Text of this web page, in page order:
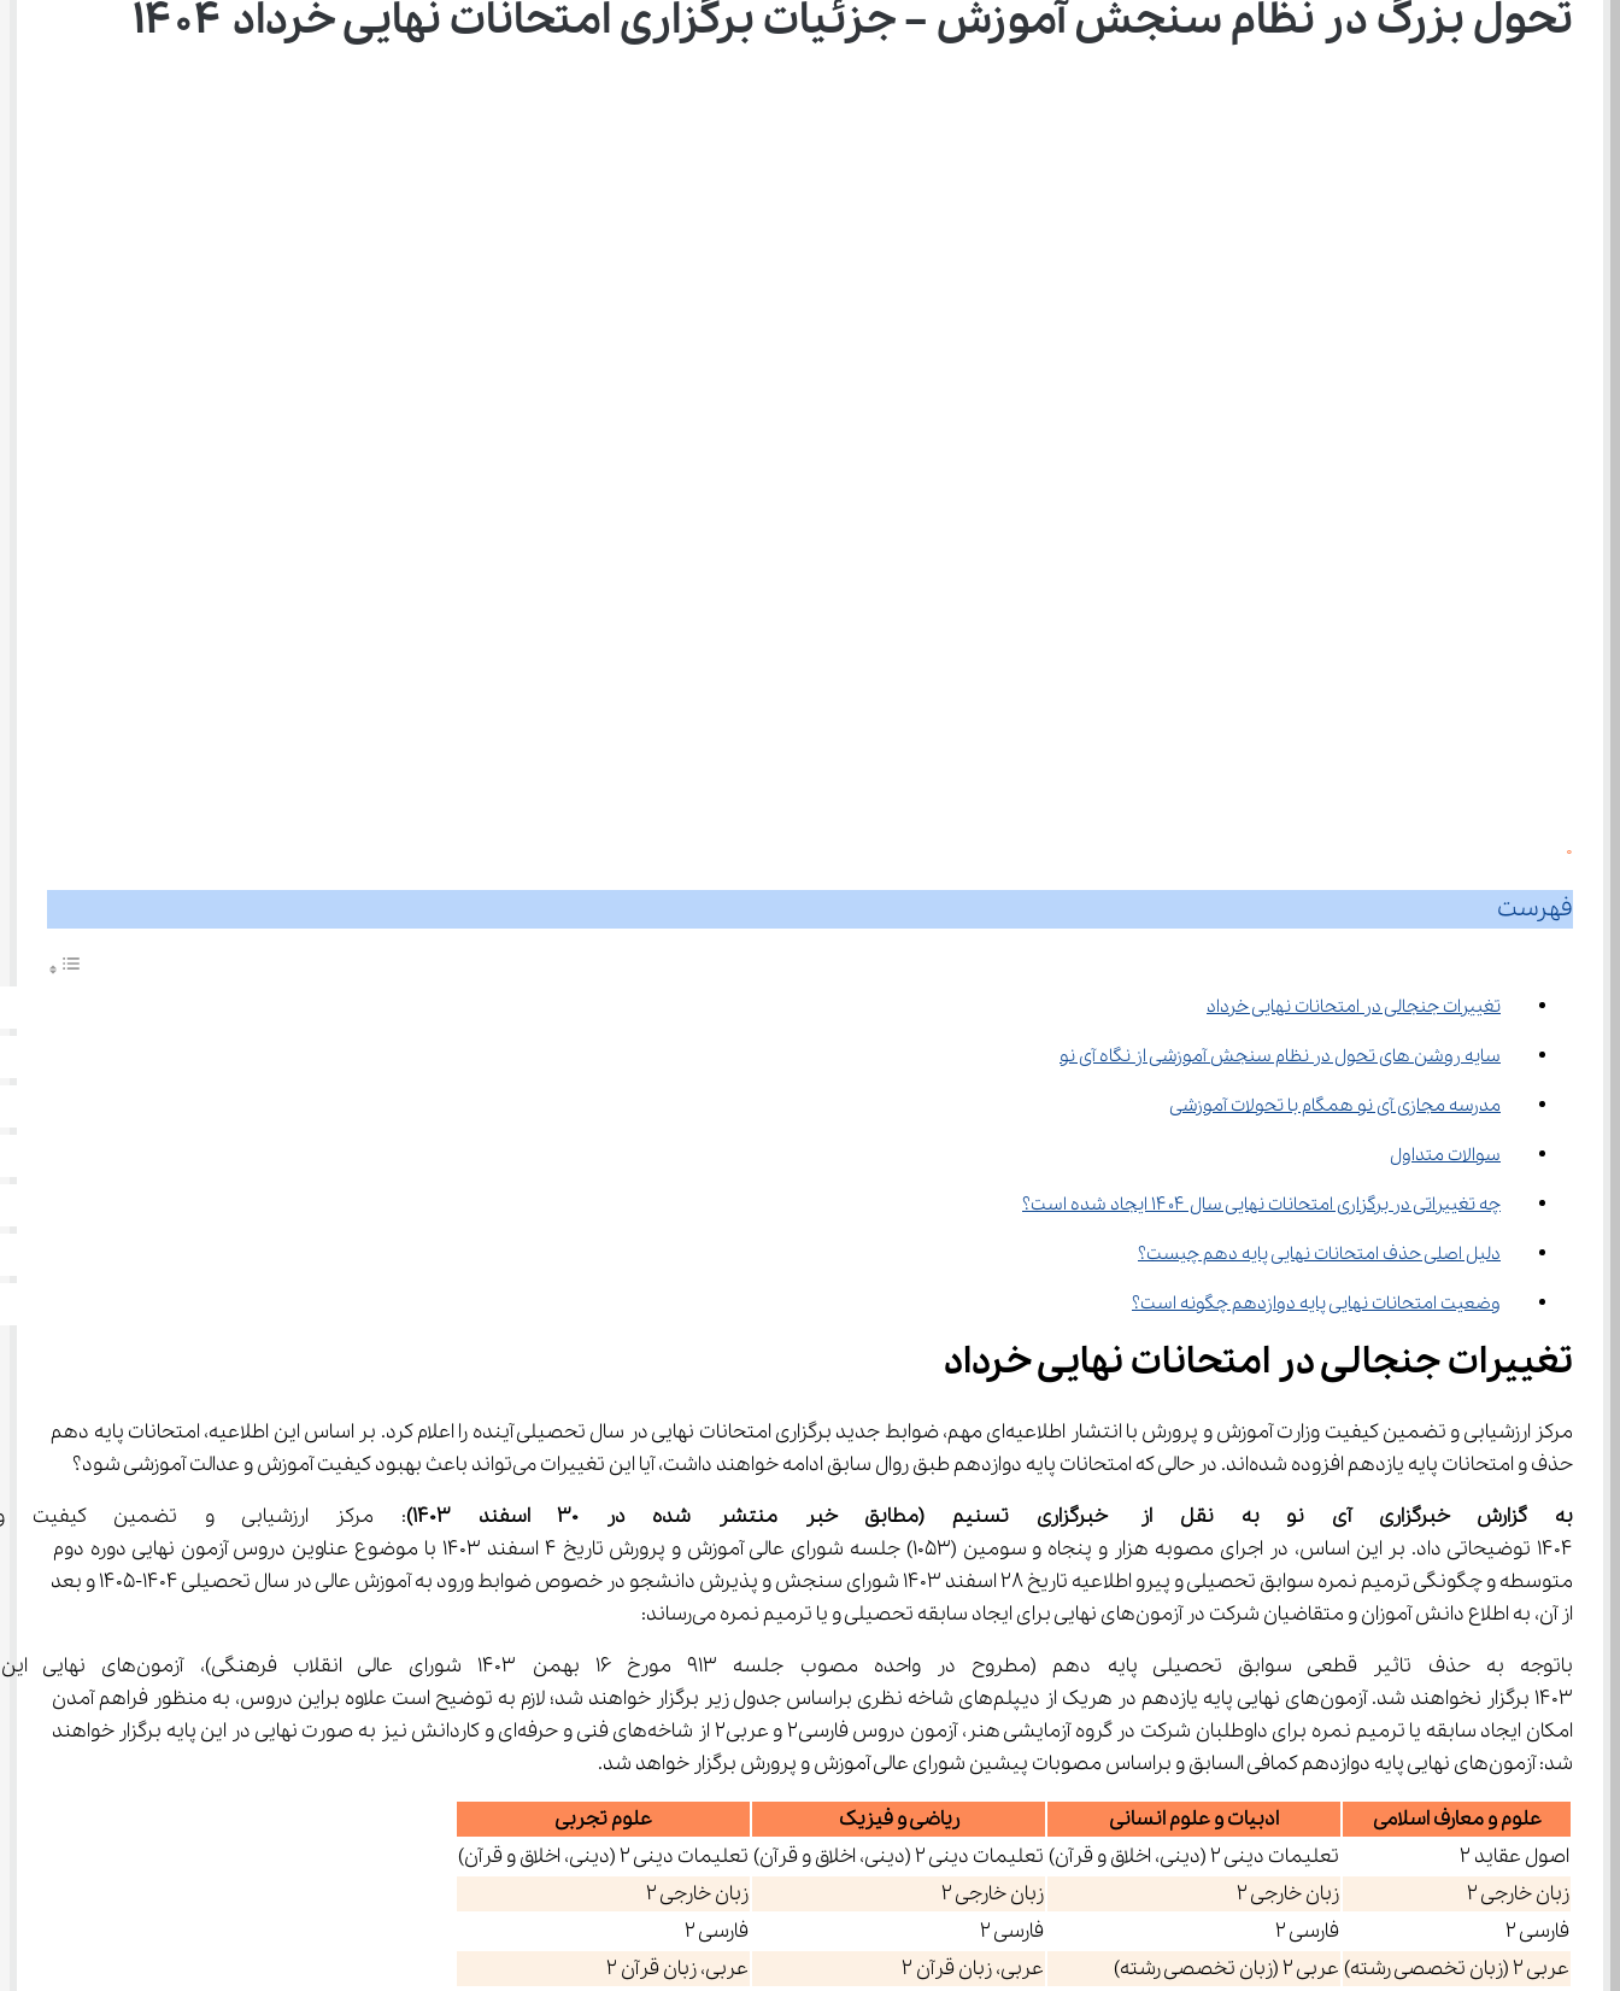
تحول بزرگ در نظام سنجش آموزش – جزئیات برگزاری امتحانات نهایی خرداد ۱۴۰۴
0
فهرست
تغییرات جنجالی در امتحانات نهایی خرداد
سایه روشن ‌های تحول در نظام سنجش آموزشی از نگاه آی نو
مدرسه مجازی آی ‌نو همگام با تحولات آموزشی
سوالات متداول
چه تغییراتی در برگزاری امتحانات نهایی سال ۱۴۰۴ ایجاد شده است؟
دلیل اصلی حذف امتحانات نهایی پایه دهم چیست؟
وضعیت امتحانات نهایی پایه دوازدهم چگونه است؟
تغییرات جنجالی در امتحانات نهایی خرداد
مرکز ارزشیابی و تضمین کیفیت وزارت آموزش و پرورش با انتشار اطلاعیه‌ای مهم، ضوابط جدید برگزاری امتحانات نهایی در سال تحصیلی آینده را اعلام کرد. بر اساس این اطلاعیه، امتحانات پایه دهم
حذف و امتحانات پایه یازدهم افزوده شده‌اند. در حالی که امتحانات پایه دوازدهم طبق روال سابق ادامه خواهند داشت، آیا این تغییرات می‌تواند باعث بهبود کیفیت آموزش و عدالت آموزشی شود؟
به گزارش خبرگزاری آی نو به نقل از
خبرگزاری تسنیم (مطابق خبر منتشر شده در 30 اسفند 1403)
: مرکز ارزشیابی و تضمین کیفیت
1404 توضیحاتی داد. بر این اساس، در اجرای مصوبه هزار و پنجاه و سومین (1053) جلسه شورای عالی آموزش و پرورش تاریخ 4 اسفند 1403 با موضوع عناوین دروس آزمون نهایی دوره دوم
متوسطه و چگونگی ترمیم نمره سوابق تحصیلی و پیرو اطلاعیه تاریخ 28 اسفند 1403 شورای سنجش و پذیرش دانشجو در خصوص ضوابط ورود به آموزش عالی در سال تحصیلی 1404-1405 و بعد
از آن، به اطلاع دانش آموزان و متقاضیان شرکت در آزمون‌های نهایی برای ایجاد سابقه تحصیلی و یا ترمیم نمره می‌رساند:
باتوجه به حذف تاثیر قطعی سوابق تحصیلی پایه دهم
1403 برگزار نخواهند شد. آزمون‌های نهایی پایه یازدهم در هریک از دیپلم‌های شاخه نظری براساس جدول زیر برگزار خواهند شد؛ لازم به توضیح است علاوه براین دروس، به منظور فراهم آمدن
امکان ایجاد سابقه یا ترمیم نمره برای داوطلبان شرکت در گروه آزمایشی هنر، آزمون دروس فارسی2 و عربی2 از شاخه‌های فنی و حرفه‌ای و کاردانش نیز به صورت نهایی در این پایه برگزار خواهند
شد: آزمون‌های نهایی پایه دوازدهم کمافی السابق و براساس مصوبات پیشین شورای عالی آموزش و پرورش برگزار خواهد شد.
علوم و معارف اسلامی
ادبیات و علوم انسانی ریاضی و فیزیک
علوم تجربی
اصول عقاید 2
تعلیمات دینی 2 (دینی، اخلاق و قرآن) تعلیمات دینی 2 (دینی، اخلاق و قرآن)
تعلیمات دینی 2 (دینی، اخلاق و قرآن)
زبان خارجی 2
زبان خارجی 2 زبان خارجی 2
زبان خارجی 2
فارسی 2
فارسی 2 فارسی 2
فارسی 2
عربی 2 (زبان تخصصی رشته)
عربی 2 (زبان تخصصی رشته) عربی، زبان قرآن 2
عربی، زبان قرآن 2